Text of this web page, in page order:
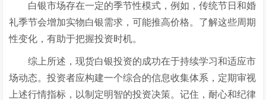
白银市场存在一定的季节性模式，例如，传统节日和婚
礼季节会增加实物白银需求，可能推高价格。了解这些周期
性变化，有助于把握投资时机。
综上所述，现货白银投资的成功在于持续学习和适应市
场动态。投资者应构建一个综合的信息收集体系，定期审视
上述行情指标，以制定明智的投资决策。记住，耐心和纪律